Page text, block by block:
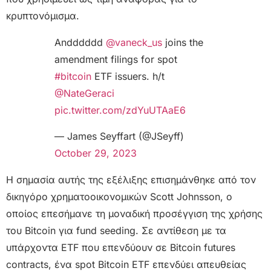
κρυπτονόμισμα.
Andddddd @vaneck_us joins the
amendment filings for spot
#bitcoin ETF issuers. h/t
@NateGeraci
pic.twitter.com/zdYuUTAaE6
— James Seyffart (@JSeyff)
October 29, 2023
Η σημασία αυτής της εξέλιξης επισημάνθηκε από τον
δικηγόρο χρηματοοικονομικών Scott Johnsson, ο
οποίος επεσήμανε τη μοναδική προσέγγιση της χρήσης
του Bitcoin για fund seeding. Σε αντίθεση με τα
υπάρχοντα ETF που επενδύουν σε Bitcoin futures
contracts, ένα spot Bitcoin ETF επενδύει απευθείας